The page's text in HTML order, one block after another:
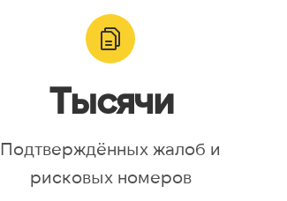
Тысячи
Подтверждённых жалоб и
рисковых номеров